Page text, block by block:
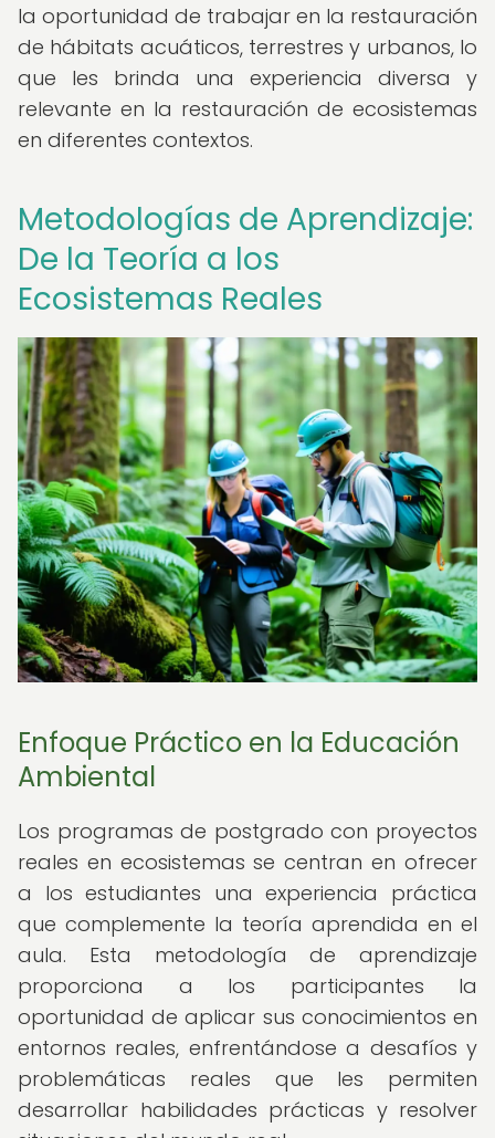
la oportunidad de trabajar en la restauración
de hábitats acuáticos, terrestres y urbanos, lo
que les brinda una experiencia diversa y
relevante en la restauración de ecosistemas
en diferentes contextos.
Metodologías de Aprendizaje:
De la Teoría a los
Ecosistemas Reales
Enfoque Práctico en la Educación
Ambiental
Los programas de postgrado con proyectos
reales en ecosistemas se centran en ofrecer
a los estudiantes una experiencia práctica
que complemente la teoría aprendida en el
aula. Esta metodología de aprendizaje
proporciona a los participantes la
oportunidad de aplicar sus conocimientos en
entornos reales, enfrentándose a desafíos y
problemáticas reales que les permiten
desarrollar habilidades prácticas y resolver